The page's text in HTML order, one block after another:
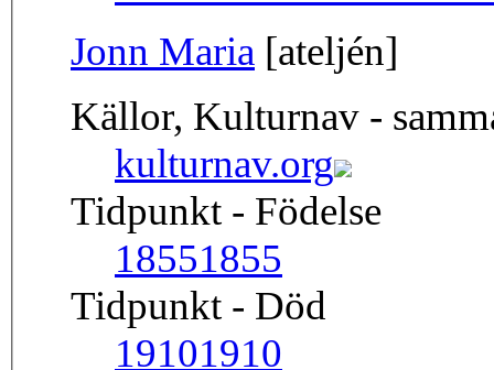
Jonn Maria [ateljén]
Källor, Kulturnav -
kulturnav.org
Tidpunkt - Födelse
18551855
Tidpunkt - Död
19101910